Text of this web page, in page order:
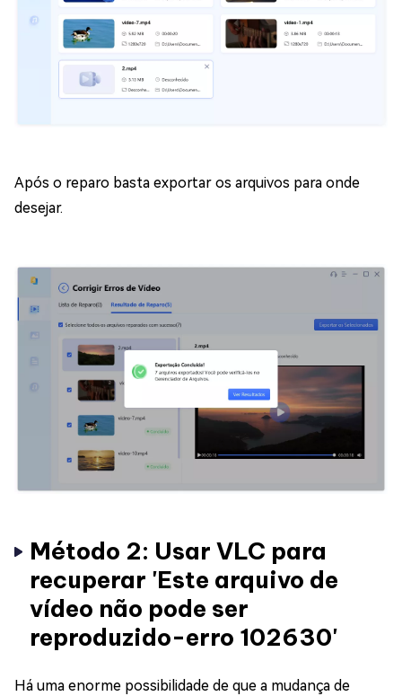
Após o reparo basta exportar os arquivos para onde
desejar.
Método 2: Usar VLC para
recuperar 'Este arquivo de
vídeo não pode ser
reproduzido-erro 102630'
Há uma enorme possibilidade de que a mudança de